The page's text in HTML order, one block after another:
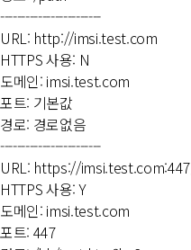
------------------------
URL: http://imsi.test.com
HTTPS 사용: N
도메인: imsi.test.com
포트: 기본값
경로: 경로없음
------------------------
URL: https://
HTTPS 사용: Y
도메인: imsi.test.com
포트: 447